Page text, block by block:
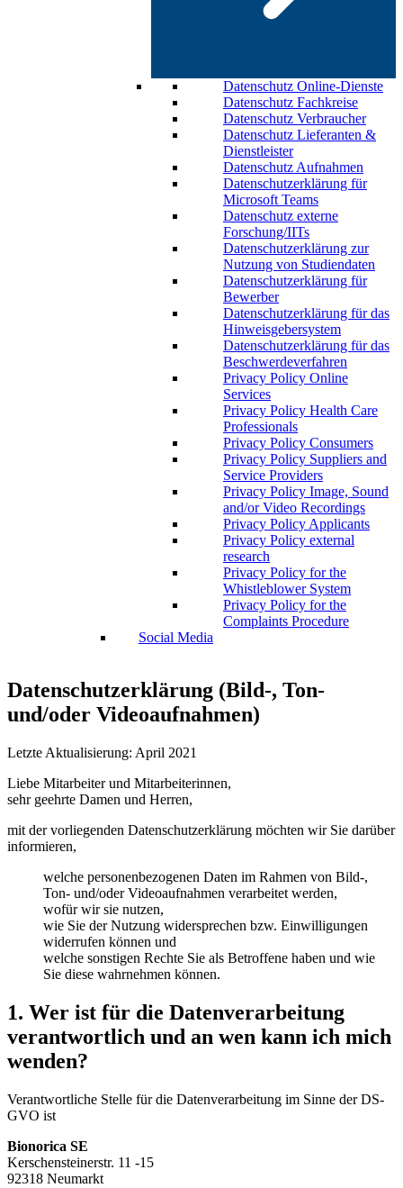
Datenschutz Online-Dienste
Datenschutz Fachkreise
Datenschutz Verbraucher
Datenschutz Lieferanten &
Dienstleister
Datenschutz Aufnahmen
Datenschutzerklärung für
Microsoft Teams
Datenschutz externe
Forschung/IITs
Datenschutzerklärung zur
Nutzung von Studiendaten
Datenschutzerklärung für
Bewerber
Datenschutzerklärung für das
Hinweisgebersystem
Datenschutzerklärung für das
Beschwerdeverfahren
Privacy Policy Online
Services
Privacy Policy Health Care
Professionals
Privacy Policy Consumers
Privacy Policy Suppliers and
Service Providers
Privacy Policy Image, Sound
and/or Video Recordings
Privacy Policy Applicants
Privacy Policy external
research
Privacy Policy for the
Whistleblower System
Privacy Policy for the
Complaints Procedure
Social Media
Datenschutzerklärung (Bild-, Ton-
und/oder Videoaufnahmen)
Letzte Aktualisierung: April 2021
Liebe Mitarbeiter und Mitarbeiterinnen,
sehr geehrte Damen und Herren,
mit der vorliegenden Datenschutzerklärung möchten wir Sie darüber
informieren,
welche personenbezogenen Daten im Rahmen von Bild-,
Ton- und/oder Videoaufnahmen verarbeitet werden,
wofür wir sie nutzen,
wie Sie der Nutzung widersprechen bzw. Einwilligungen
widerrufen können und
welche sonstigen Rechte Sie als Betroffene haben und wie
Sie diese wahrnehmen können.
1. Wer ist für die Datenverarbeitung
verantwortlich und an wen kann ich mich
wenden?
Verantwortliche Stelle für die Datenverarbeitung im Sinne der DS-
GVO ist
Bionorica SE
Kerschensteinerstr. 11 -15
92318 Neumarkt